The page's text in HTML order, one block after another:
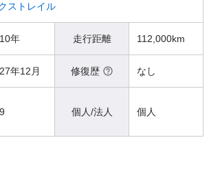
ストレイル
年 走行距離 112,000km
年12月 修復歴 なし
個人/法人 個人